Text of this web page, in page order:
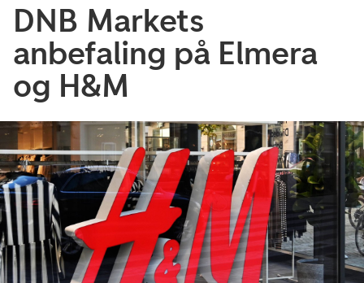
DNB Markets
anbefaling på Elmera
og H&M